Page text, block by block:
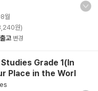
월
원)
고 변경
Grade 1(In
Place in the Worl